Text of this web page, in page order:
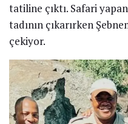
tatiline çıktı. Safari
tadının çıkarırken
çekiyor.